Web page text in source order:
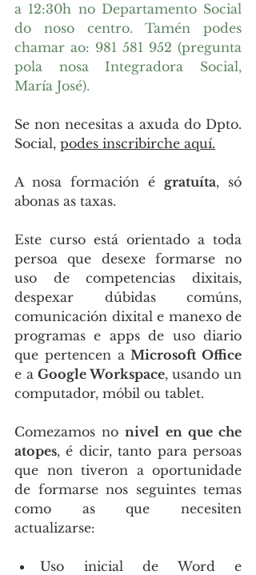
a 12:30h no Departamento Social
do noso centro. Tamén podes
chamar ao: 981 581 952 (pregunta
pola nosa Integradora Social,
María José).
Se non necesitas a axuda do Dpto.
Social, podes inscribirche aquí.
A nosa formación é gratuíta, só
abonas as taxas.
Este curso está orientado a toda
persoa que desexe formarse no
uso de competencias dixitais,
despexar dúbidas comúns,
comunicación dixital e manexo de
programas e apps de uso diario
que pertencen a Microsoft Office
e a Google Workspace, usando un
computador, móbil ou tablet.
Comezamos no nivel en que che
atopes, é dicir, tanto para persoas
que non tiveron a oportunidade
de formarse nos seguintes temas
como as que necesiten
actualizarse:
Uso inicial de Word e